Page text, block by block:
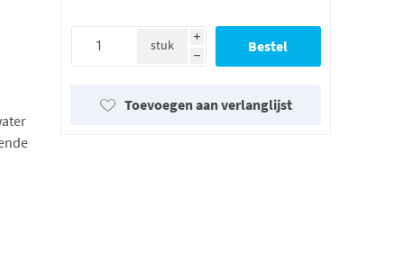
i
h
stuk
Toevoegen aan verlanglijst